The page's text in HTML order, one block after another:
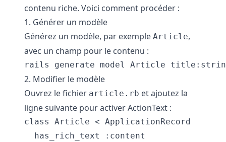
contenu riche. Voici comment procéder :
1. Générer un modèle
Générez un modèle, par exemple Article,
avec un champ pour le contenu :
rails generate model Article
2. Modifier le modèle
Ouvrez le fichier article.rb et ajoutez la
ligne suivante pour activer ActionText :
class Article < ApplicationRecord
  has_rich_text :content